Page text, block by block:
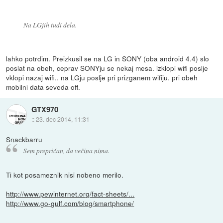
Na LGjih tudi dela.
lahko potrdim. Preizkusil se na LG in SONY (oba android 4.4) slo
poslat na obeh, ceprav SONYju se nekaj mesa. izklopi wifi poslje
vklopi nazaj wifi.. na LGju poslje pri prizganem wifiju. pri obeh
mobilni data seveda off.
GTX970
::23. dec 2014, 11:31
Snackbarru
Sem prepričan, da večina nima.
Ti kot posameznik nisi nobeno merilo.
http://www.pewinternet.org/fact-sheets/...
http://www.go-gulf.com/blog/smartphone/